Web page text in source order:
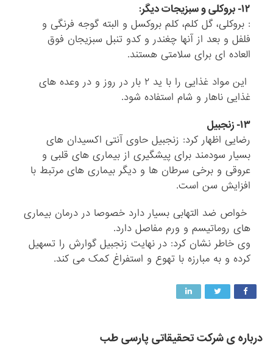
۱۲- بروکلی و سبزیجات دیگر:
: بروکلی، گل کلم، کلم بروکسل و البته گوجه فرنگی و
فلفل و بعد از آنها چغندر و کدو تنبل سبزیجان فوق
العاده ای برای سلامتی هستند.
این مواد غذایی را با ید ۲ بار در روز و در وعده های
غذایی ناهار و شام استفاده شود.
۱۳- زنجبیل
رضایی اظهار کرد: زنجبیل حاوی آنتی اکسیدان های
بسیار سودمند برای پیشگیری از بیماری های قلبی و
عروقی و برخی سرطان ها و دیگر بیماری های مرتبط با
افزایش سن است.
خواص ضد التهابی بسیار دارد خصوصا در درمان بیماری
های روماتیسم و ورم مفاصل دارد.
وی خاطر نشان کرد: در نهایت زنجبیل گوارش را تسهیل
کرده و به مبارزه با تهوع و استفراغ کمک می کند.
درباره ی شرکت تحقیقاتی پارسی طب